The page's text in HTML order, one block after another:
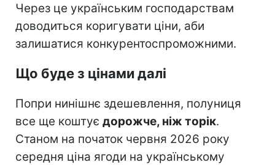
Через це українським господарствам
доводиться коригувати ціни, аби
залишатися конкурентоспроможними.
Що буде з цінами далі
Попри нинішнє здешевлення, полуниця
все ще коштує дорожче, ніж торік.
Станом на початок червня 2026 року
середня ціна ягоди на українському